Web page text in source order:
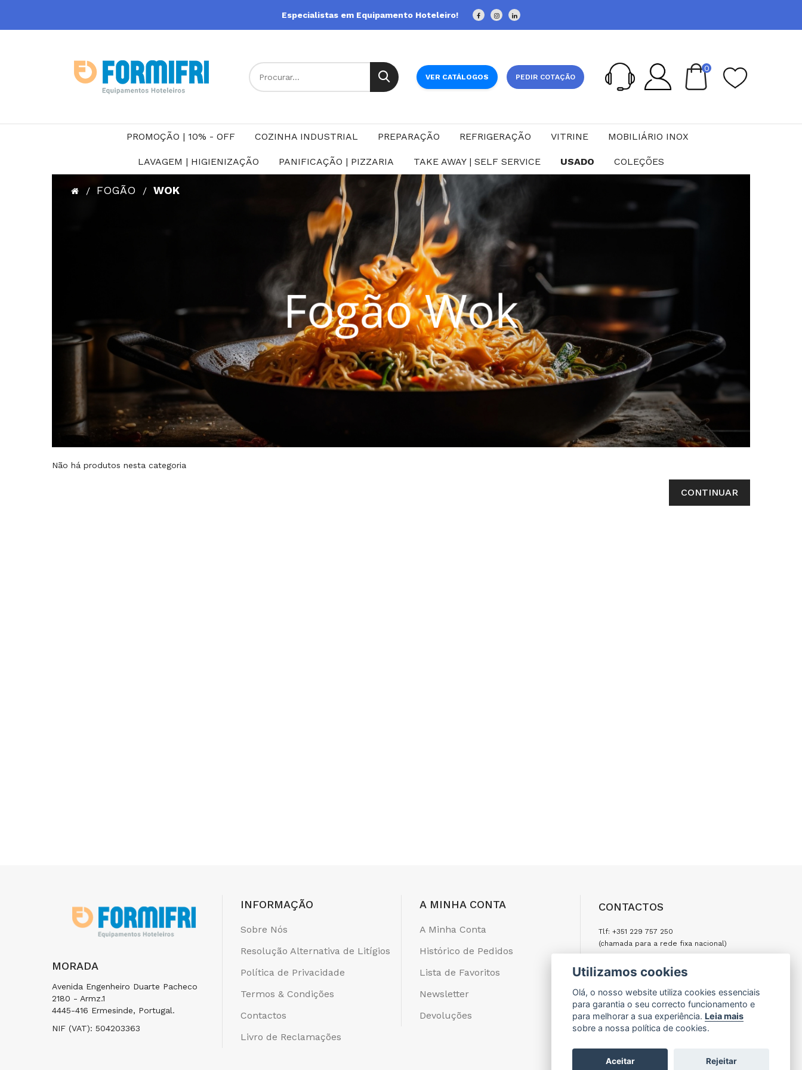
Especialistas em Equipamento Hoteleiro!
VER CATÁLOGOS PEDIR COTAÇÃO
0
PROMOÇÃO | 10% - OFF COZINHA INDUSTRIAL PREPARAÇÃO REFRIGERAÇÃO VITRINE MOBILIÁRIO INOX
LAVAGEM | HIGIENIZAÇÃO PANIFICAÇÃO | PIZZARIA TAKE AWAY | SELF SERVICE USADO COLEÇÕES
FOGÃO WOK
Não há produtos nesta categoria
CONTINUAR
MORADA
Avenida Engenheiro Duarte Pacheco
2180 - Armz.1
4445-416 Ermesinde, Portugal.
NIF (VAT): 504203363
INFORMAÇÃO
Sobre Nós
Resolução Alternativa de Litígios
Política de Privacidade
Termos & Condições
Contactos
Livro de Reclamações
A MINHA CONTA
A Minha Conta
Histórico de Pedidos
Lista de Favoritos
Newsletter
Devoluções
CONTACTOS
Tlf: +351 229 757 250
(chamada para a rede fixa nacional)
(chamada para a rede móvel nacional)
Email: encomendas@formifri.com
ENVIAR UMA MENSAGEM
Utilizamos cookies
Olá, o nosso website utiliza cookies essenciais
para garantia o seu correcto funcionamento e
para melhorar a sua experiência. Leia mais
sobre a nossa política de cookies.
Aceitar Rejeitar